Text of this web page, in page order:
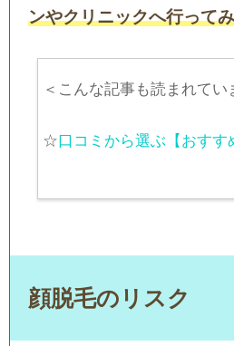
ンやクリニックへ行って
＜こんな記事も読まれてい
☆口コミから選ぶ【おすす
顔脱毛のリスク